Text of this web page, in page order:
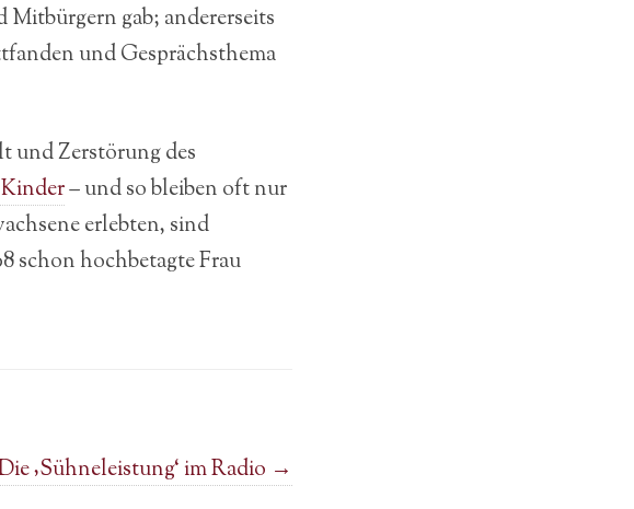
gab; andererseits
und Gesprächsthema
und Zerstörung des
– und so bleiben oft nur
erlebten, sind
schon hochbetagte Frau
‚Sühneleistung‘ im Radio →